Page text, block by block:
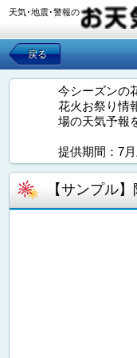
天気･地震･警報の
戻る
今シーズンの
花火お祭り情
場の天気予報
提供期間：7
【サンプル